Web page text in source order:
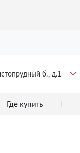
б., д.1
Где купить